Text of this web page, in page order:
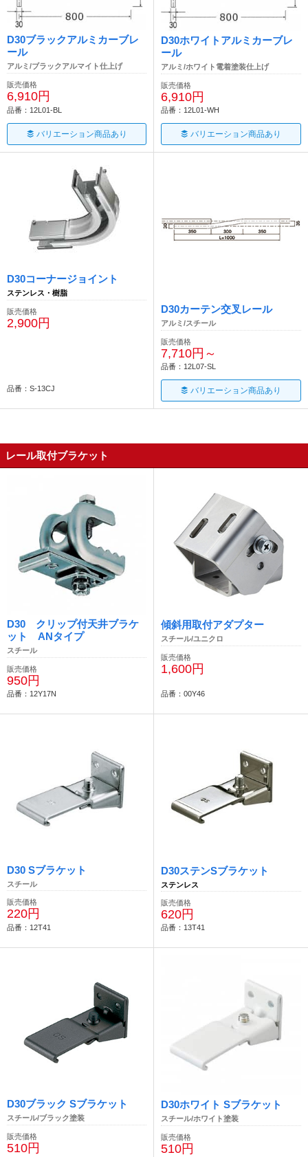
D30ブラックアルミカーブレ
ール
アルミ/ブラックアルマイト仕上げ
販売価格
6,910円
品番：12L01-BL
バリエーション商品あり
D30ホワイトアルミカーブレ
ール
アルミ/ホワイト電着塗装仕上げ
販売価格
6,910円
品番：12L01-WH
バリエーション商品あり
D30コーナージョイント
ステンレス・樹脂
販売価格
2,900円
品番：S-13CJ
D30カーテン交叉レール
アルミ/スチール
販売価格
7,710円～
品番：12L07-SL
バリエーション商品あり
レール取付ブラケット
D30 クリップ付天井ブラケ
ット ANタイプ
スチール
販売価格
950円
品番：12Y17N
傾斜用取付アダプター
スチール/ユニクロ
販売価格
1,600円
品番：00Y46
D30 Sブラケット
スチール
販売価格
220円
品番：12T41
D30ステンSブラケット
ステンレス
販売価格
620円
品番：13T41
D30ブラック Sブラケット
スチール/ブラック塗装
販売価格
510円
D30ホワイト Sブラケット
スチール/ホワイト塗装
販売価格
510円